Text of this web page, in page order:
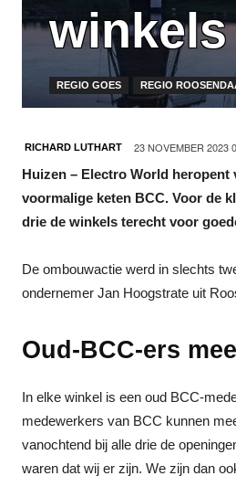
REGIO GOES REGIO
RICHARD LUTHART 23 NOVEMBER 2023
Huizen – Electro World heropent
voormalige keten BCC. Voor de
drie de winkels terecht voor
De ombouwactie werd in slechts
ondernemer Jan Hoogstrate uit
Oud-BCC-ers
In elke winkel is een oud BCC-
medewerkers van BCC kunnen
vanochtend bij alle drie de
waren dat wij er zijn. We zijn dan